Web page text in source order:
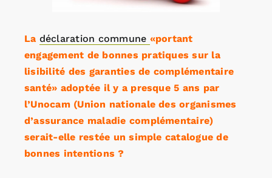
La déclaration commune «portant
engagement de bonnes pratiques sur la
lisibilité des garanties de complémentaire
santé» adoptée il y a presque 5 ans par
l’Unocam (Union nationale des organismes
d’assurance maladie complémentaire)
serait-elle restée un simple catalogue de
bonnes intentions ?